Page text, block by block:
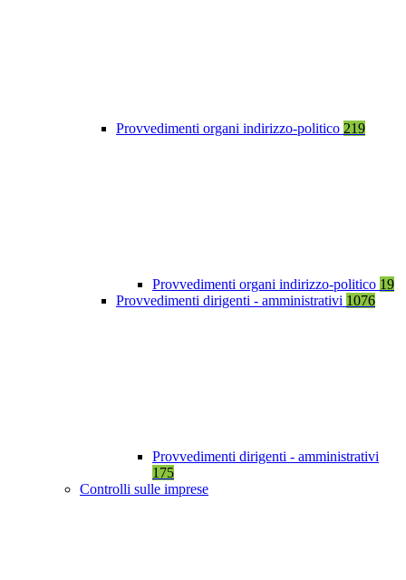
Provvedimenti organi indirizzo-politico 219
Provvedimenti organi indirizzo-politico 19
Provvedimenti dirigenti - amministrativi 1076
Provvedimenti dirigenti - amministrativi
175
Controlli sulle imprese